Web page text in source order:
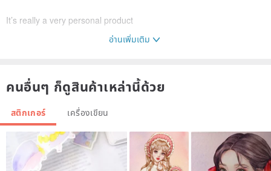
It’s really a very personal product
I even repainted it to make it more suitable for a tattoo.
Therefore, whether it is color blocks or lines, it will definitely look
อ่านเพิ่มเติม
คนอื่นๆ ก็ดูสินค้าเหล่านี้ด้วย
สติกเกอร์ เครื่องเขียน